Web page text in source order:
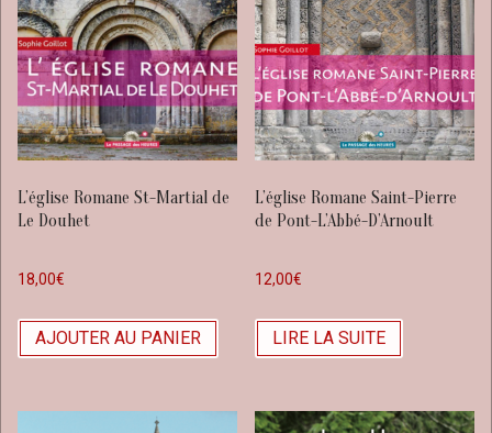
L’église Romane St-Martial de
Le Douhet
18,00€
AJOUTER AU PANIER
L’église Romane Saint-Pierre
de Pont-L’Abbé-D’Arnoult
12,00€
LIRE LA SUITE